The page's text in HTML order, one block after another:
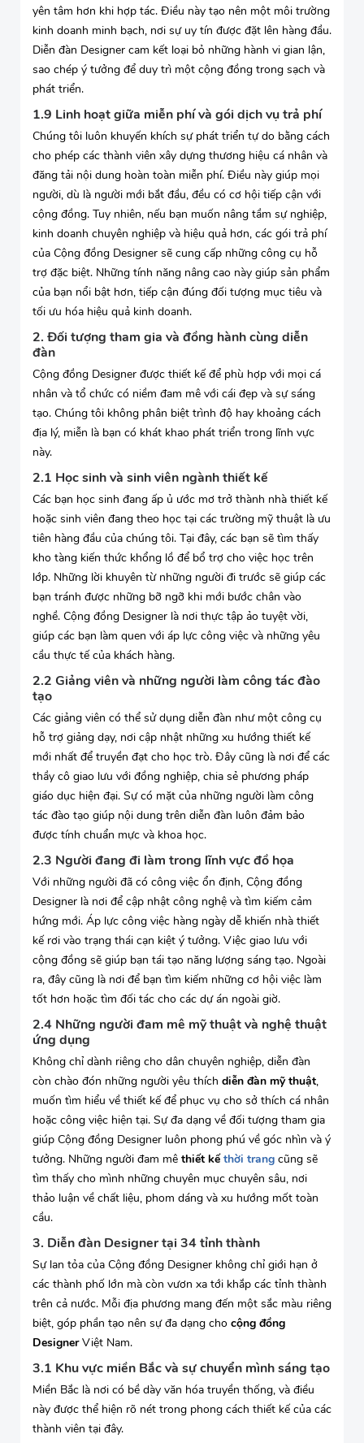
yên tâm hơn khi hợp tác. Điều này tạo nên một môi trường
kinh doanh minh bạch, nơi sự uy tín được đặt lên hàng đầu.
Diễn đàn Designer cam kết loại bỏ những hành vi gian lận,
sao chép ý tưởng để duy trì một cộng đồng trong sạch và
phát triển.
1.9 Linh hoạt giữa miễn phí và gói dịch vụ trả phí
Chúng tôi luôn khuyến khích sự phát triển tự do bằng cách
cho phép các thành viên xây dựng thương hiệu cá nhân và
đăng tải nội dung hoàn toàn miễn phí. Điều này giúp mọi
người, dù là người mới bắt đầu, đều có cơ hội tiếp cận với
cộng đồng. Tuy nhiên, nếu bạn muốn nâng tầm sự nghiệp,
kinh doanh chuyên nghiệp và hiệu quả hơn, các gói trả phí
của Cộng đồng Designer sẽ cung cấp những công cụ hỗ
trợ đặc biệt. Những tính năng nâng cao này giúp sản phẩm
của bạn nổi bật hơn, tiếp cận đúng đối tượng mục tiêu và
tối ưu hóa hiệu quả kinh doanh.
2. Đối tượng tham gia và đồng hành cùng diễn
đàn
Cộng đồng Designer được thiết kế để phù hợp với mọi cá
nhân và tổ chức có niềm đam mê với cái đẹp và sự sáng
tạo. Chúng tôi không phân biệt trình độ hay khoảng cách
địa lý, miễn là bạn có khát khao phát triển trong lĩnh vực
này.
2.1 Học sinh và sinh viên ngành thiết kế
Các bạn học sinh đang ấp ủ ước mơ trở thành nhà thiết kế
hoặc sinh viên đang theo học tại các trường mỹ thuật là ưu
tiên hàng đầu của chúng tôi. Tại đây, các bạn sẽ tìm thấy
kho tàng kiến thức khổng lồ để bổ trợ cho việc học trên
lớp. Những lời khuyên từ những người đi trước sẽ giúp các
bạn tránh được những bỡ ngỡ khi mới bước chân vào
nghề. Cộng đồng Designer là nơi thực tập ảo tuyệt vời,
giúp các bạn làm quen với áp lực công việc và những yêu
cầu thực tế của khách hàng.
2.2 Giảng viên và những người làm công tác đào
tạo
Các giảng viên có thể sử dụng diễn đàn như một công cụ
hỗ trợ giảng dạy, nơi cập nhật những xu hướng thiết kế
mới nhất để truyền đạt cho học trò. Đây cũng là nơi để các
thầy cô giao lưu với đồng nghiệp, chia sẻ phương pháp
giáo dục hiện đại. Sự có mặt của những người làm công
tác đào tạo giúp nội dung trên diễn đàn luôn đảm bảo
được tính chuẩn mực và khoa học.
2.3 Người đang đi làm trong lĩnh vực đồ họa
Với những người đã có công việc ổn định, Cộng đồng
Designer là nơi để cập nhật công nghệ và tìm kiếm cảm
hứng mới. Áp lực công việc hàng ngày dễ khiến nhà thiết
kế rơi vào trạng thái cạn kiệt ý tưởng. Việc giao lưu với
cộng đồng sẽ giúp bạn tái tạo năng lượng sáng tạo. Ngoài
ra, đây cũng là nơi để bạn tìm kiếm những cơ hội việc làm
tốt hơn hoặc tìm đối tác cho các dự án ngoài giờ.
2.4 Những người đam mê mỹ thuật và nghệ thuật
ứng dụng
Không chỉ dành riêng cho dân chuyên nghiệp, diễn đàn
còn chào đón những người yêu thích diễn đàn mỹ thuật,
muốn tìm hiểu về thiết kế để phục vụ cho sở thích cá nhân
hoặc công việc hiện tại. Sự đa dạng về đối tượng tham gia
giúp Cộng đồng Designer luôn phong phú về góc nhìn và ý
tưởng. Những người đam mê thiết kếthời trang cũng sẽ
tìm thấy cho mình những chuyên mục chuyên sâu, nơi
thảo luận về chất liệu, phom dáng và xu hướng mốt toàn
cầu.
3. Diễn đàn Designer tại 34 tỉnh thành
Sự lan tỏa của Cộng đồng Designer không chỉ giới hạn ở
các thành phố lớn mà còn vươn xa tới khắp các tỉnh thành
trên cả nước. Mỗi địa phương mang đến một sắc màu riêng
biệt, góp phần tạo nên sự đa dạng cho cộng đồng
DesignerViệt Nam.
3.1 Khu vực miền Bắc và sự chuyển mình sáng tạo
Miền Bắc là nơi có bề dày văn hóa truyền thống, và điều
này được thể hiện rõ nét trong phong cách thiết kế của các
thành viên tại đây.